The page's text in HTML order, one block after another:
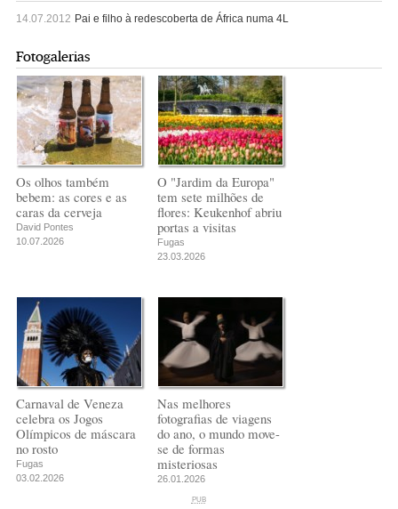
14.07.2012 Pai e filho à redescoberta de África numa 4L
Fotogalerias
Os olhos também
bebem: as cores e as
caras da cerveja
David Pontes
10.07.2026
O "Jardim da Europa"
tem sete milhões de
flores: Keukenhof abriu
portas a visitas
Fugas
23.03.2026
Carnaval de Veneza
celebra os Jogos
Olímpicos de máscara
no rosto
Fugas
03.02.2026
Nas melhores
fotografias de viagens
do ano, o mundo move-
se de formas
misteriosas
26.01.2026
PUB